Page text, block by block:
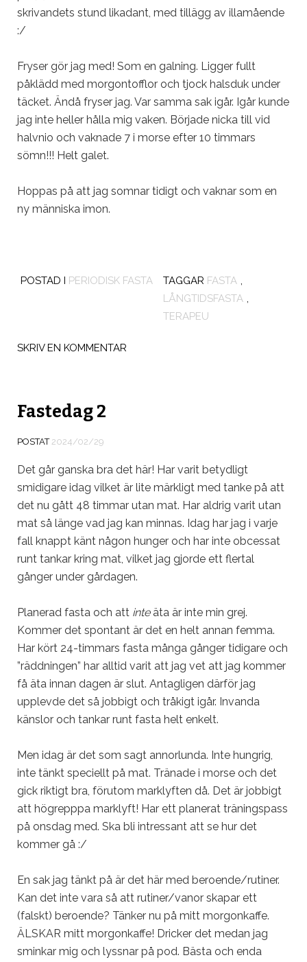
skrivandets stund likadant, med tillägg av illamående
:/
Fryser gör jag med! Som en galning. Ligger fullt
påklädd med morgontofflor och tjock halsduk under
täcket. Ändå fryser jag. Var samma sak igår. Igår kunde
jag inte heller hålla mig vaken. Började nicka till vid
halvnio och vaknade 7 i morse efter 10 timmars
sömn!!! Helt galet.
Hoppas på att jag somnar tidigt och vaknar som en
ny människa imon.
POSTAD I PERIODISK FASTA TAGGAR FASTA ,
LÅNGTIDSFASTA ,
TERAPEU
SKRIV EN KOMMENTAR
Fastedag 2
POSTAT 2024/02/29
Det går ganska bra det här! Har varit betydligt
smidigare idag vilket är lite märkligt med tanke på att
det nu gått 48 timmar utan mat. Har aldrig varit utan
mat så länge vad jag kan minnas. Idag har jag i varje
fall knappt känt någon hunger och har inte obcessat
runt tankar kring mat, vilket jag gjorde ett flertal
gånger under gårdagen.
Planerad fasta och att inteäta är inte min grej.
Kommer det spontant är det en helt annan femma.
Har kört 24-timmars fasta många gånger tidigare och
”räddningen” har alltid varit att jag vet att jag kommer
få äta innan dagen är slut. Antagligen därför jag
upplevde det så jobbigt och tråkigt igår. Invanda
känslor och tankar runt fasta helt enkelt.
Men idag är det som sagt annorlunda. Inte hungrig,
inte tänkt speciellt på mat. Tränade i morse och det
gick riktigt bra, förutom marklyften då. Det är jobbigt
att högrepppa marklyft! Har ett planerat träningspass
på onsdag med. Ska bli intressant att se hur det
kommer gå :/
En sak jag tänkt på är det här med beroende/rutiner.
Kan det inte vara så att rutiner/vanor skapar ett
(falskt) beroende? Tänker nu på mitt morgonkaffe.
ÄLSKAR mitt morgonkaffe! Dricker det medan jag
sminkar mig och lyssnar på pod. Bästa och enda